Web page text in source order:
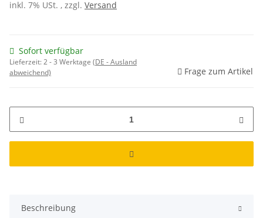
inkl. 7% USt. , zzgl. Versand
Sofort verfügbar
Lieferzeit:2 - 3 Werktage (DE - Ausland
abweichend)
Frage zum Artikel
Beschreibung